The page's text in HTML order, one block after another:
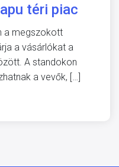
téri piac
a megszokott
a vásárlókat a
A standokon
a vevők, […]